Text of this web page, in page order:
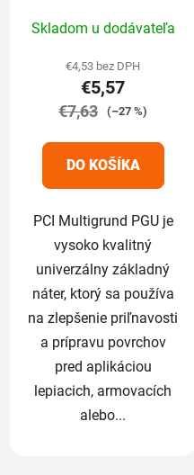
hodnotenie
produktu
je
5,0
5
hviezdičiek.
Skladom u dodávateľa
€4,53 bez DPH
€5,57
€7,63 (–27 %)
DO KOŠÍKA
PCI Multigrund PGU je
vysoko kvalitný
univerzálny základný
náter, ktorý sa používa
na zlepšenie priľnavosti
a prípravu povrchov
pred aplikáciou
lepiacich, armovacích
alebo...